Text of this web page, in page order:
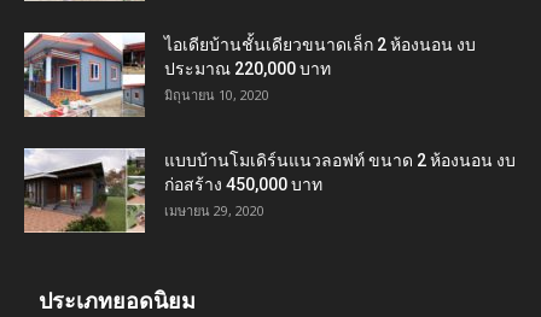
ไอเดียบ้านชั้นเดียวขนาดเล็ก 2 ห้องนอน งบ
ประมาณ 220,000 บาท
มิถุนายน 10, 2020
แบบบ้านโมเดิร์นแนวลอฟท์ ขนาด 2 ห้องนอน งบ
ก่อสร้าง 450,000 บาท
เมษายน 29, 2020
ประเภทยอดนิยม